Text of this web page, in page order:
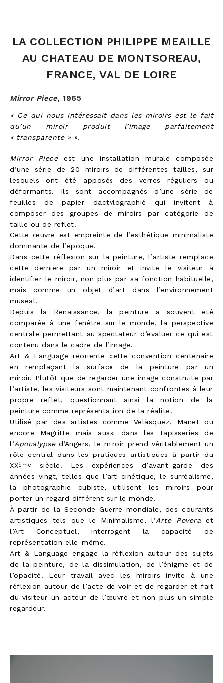
LA COLLECTION PHILIPPE MEAILLE
AU CHATEAU DE MONTSOREAU,
FRANCE, VAL DE LOIRE
Mirror Piece, 1965
« Ce qui nous intéressait dans les miroirs est le fait
qu’un miroir produit l’image parfaitement
« transparente » ».
Mirror Pieceest une installation murale composée
d’une série de 20 miroirs de différentes tailles, sur
lesquels ont été apposés des verres réguliers ou
déformants. Ils sont accompagnés d’une série de
feuilles de papier dactylographié qui invitent à
composer des groupes de miroirs par catégorie de
taille ou de reflet.
Cette œuvre est empreinte de l’esthétique minimaliste
dominante de l’époque.
Dans cette réflexion sur la peinture, l’artiste remplace
cette dernière par un miroir et invite le visiteur à
identifier le miroir, non plus par sa fonction habituelle,
mais comme un objet d’art dans l’environnement
muséal.
Depuis la Renaissance, la peinture a souvent été
comparée à une fenêtre sur le monde, la perspective
centrale permettant au spectateur d’évaluer ce qui est
contenu dans le cadre de l’image.
Art & Language réoriente cette convention centenaire
en remplaçant la surface de la peinture par un
miroir. Plutôt que de regarder une image construite par
l’artiste, les visiteurs sont maintenant confrontés à leur
propre reflet, questionnant ainsi la notion de la
peinture comme représentation de la réalité.
Utilisé par des artistes comme Velàsquez, Manet ou
encore Magritte mais aussi dans les tapisseries de
l’Apocalypsed’Angers, le miroir prend véritablement un
rôle central dans les pratiques artistiques à partir du
XXème
siècle. Les expériences d’avant-garde des
années vingt, telles que l’art cinétique, le surréalisme,
la photographie cubiste, utilisent les miroirs pour
porter un regard différent sur le monde.
À partir de la Seconde Guerre mondiale, des courants
artistiques tels que le Minimalisme, l’Arte Povera et
l’Art Conceptuel, interrogent la capacité de
représentation elle-même.
Art & Language engage la réflexion autour des sujets
de la peinture, de la dissimulation, de l’énigme et de
l’opacité. Leur travail avec les miroirs invite à une
réflexion autour de l’acte de voir et de regarder et fait
du visiteur un acteur de l’œuvre et non-plus un simple
regardeur.